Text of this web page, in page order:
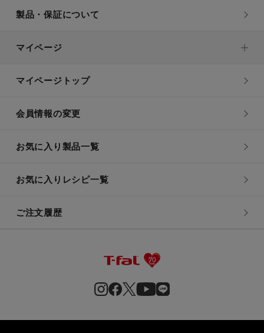
製品・保証について
マイページ
マイページトップ
会員情報の変更
お気に入り製品一覧
お気に入りレシピ一覧
ご注文履歴